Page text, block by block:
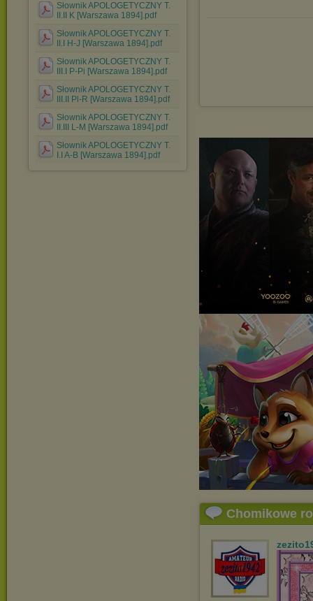
Słownik APOLOGETYCZNY T.
II.II K [Warszawa 1894].pdf
Słownik APOLOGETYCZNY T.
II.I H-J [Warszawa 1894].pdf
Słownik APOLOGETYCZNY T.
III.I P-Pi [Warszawa 1894].pdf
Słownik APOLOGETYCZNY T.
III.II Pl-R [Warszawa 1894].pdf
Słownik APOLOGETYCZNY T.
II.III L-M [Warszawa 1894].pdf
Słownik APOLOGETYCZNY T.
I.I A-B [Warszawa 1894].pdf
Chomikowe